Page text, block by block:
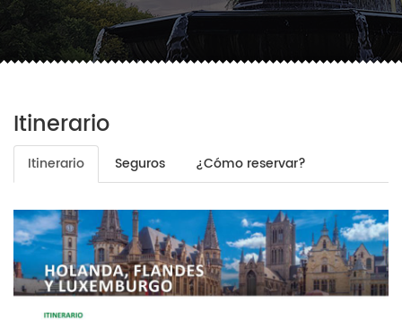
Itinerario
Itinerario Seguros ¿Cómo reservar?